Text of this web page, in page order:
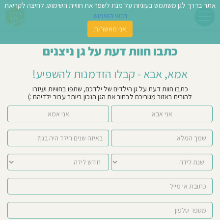
כתבו חוות דעת על גן ניצנים
אמא, אבא - קבלו הזדמנות להשפיע!
כתבו חוות דעת על גן הילדים של ילדכם, שתפו בחוויות ועיזרו
להורים באזור מגוריכם לבחור את הגן הנכון ביותר עבור ילדיהם :)
אני אמא אני אבא
אתר בדרך לגן משתמש בעוגיות על מנת לשפר את חוויית השימוש. לחיצה לקריאת
תנאי השימוש
אני מאשר/ת